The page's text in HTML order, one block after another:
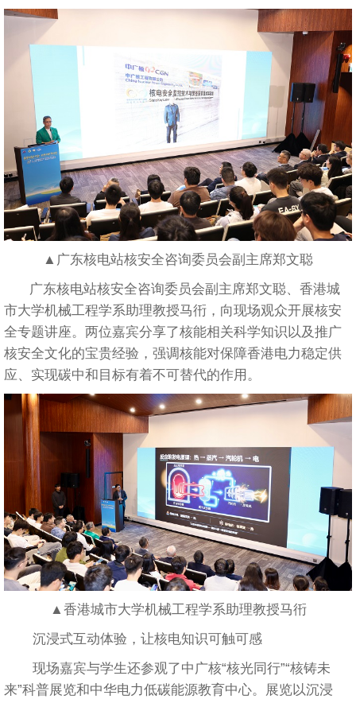
▲广东核电站核安全咨询委员会副主席郑文聪
广东核电站核安全咨询委员会副主席郑文聪、香港城
市大学机械工程学系助理教授马衎，向现场观众开展核安
全专题讲座。两位嘉宾分享了核能相关科学知识以及推广
核安全文化的宝贵经验，强调核能对保障香港电力稳定供
应、实现碳中和目标有着不可替代的作用。
▲香港城市大学机械工程学系助理教授马衎
沉浸式互动体验，让核电知识可触可感
现场嘉宾与学生还参观了中广核“核光同行”“核铸未
来”科普展览和中华电力低碳能源教育中心。展览以沉浸